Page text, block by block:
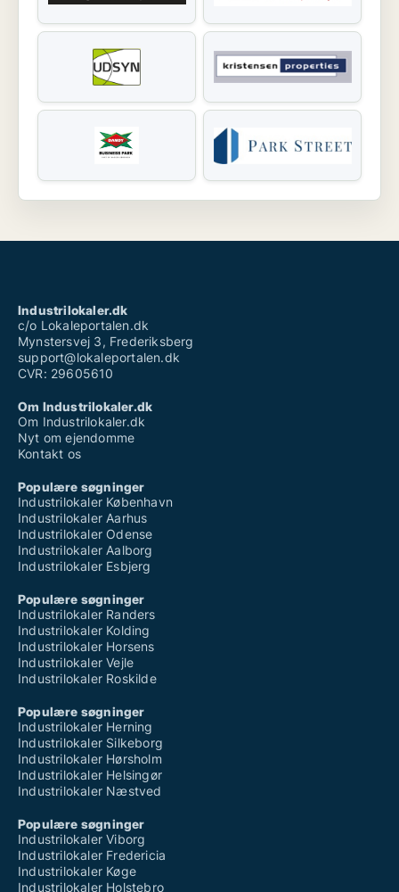
Industrilokaler.dk
c/o Lokaleportalen.dk
Mynstersvej 3, Frederiksberg
support@lokaleportalen.dk
CVR: 29605610
Om Industrilokaler.dk
Om Industrilokaler.dk
Nyt om ejendomme
Kontakt os
Populære søgninger
Industrilokaler København
Industrilokaler Aarhus
Industrilokaler Odense
Industrilokaler Aalborg
Industrilokaler Esbjerg
Populære søgninger
Industrilokaler Randers
Industrilokaler Kolding
Industrilokaler Horsens
Industrilokaler Vejle
Industrilokaler Roskilde
Populære søgninger
Industrilokaler Herning
Industrilokaler Silkeborg
Industrilokaler Hørsholm
Industrilokaler Helsingør
Industrilokaler Næstved
Populære søgninger
Industrilokaler Viborg
Industrilokaler Fredericia
Industrilokaler Køge
Industrilokaler Holstebro